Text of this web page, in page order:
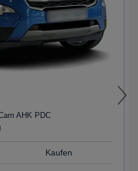
AHK PDC
Kaufen